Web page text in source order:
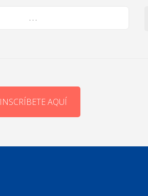
. . .
INSCRÍBETE AQUÍ